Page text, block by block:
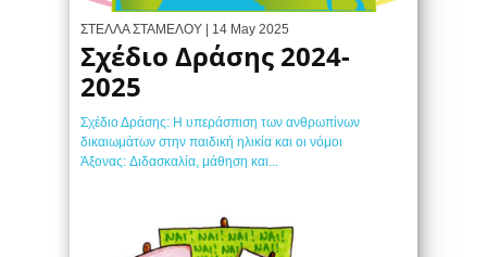
ΣΤΕΛΛΑ ΣΤΑΜΕΛΟΥ | 14 May 2025
Σχέδιο Δράσης 2024-
2025
Σχέδιο Δράσης: Η υπεράσπιση των ανθρωπίνων
δικαιωμάτων στην παιδική ηλικία και οι νόμοι
Άξονας: Διδασκαλία, μάθηση και...